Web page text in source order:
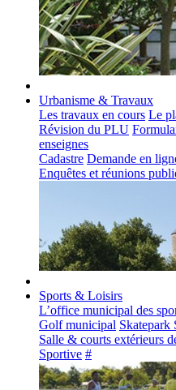
Urbanisme & Travaux
Les travaux en cours Le
Révision du PLU
enseignes
Cadastre Demande en
Enquêtes et réunions
Sports & Loisirs
L’office municipal des
Golf municipal Skatepark
Salle & courts extérieurs
Sportive #